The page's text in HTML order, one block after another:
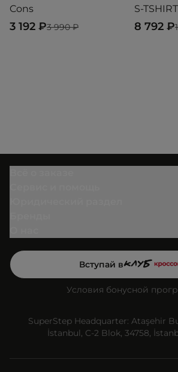
Cons
3 990 ₽
3 192 ₽
S-TSHIRT
8 792 ₽
Вступай в
Условия бонусной
SuperStep Headquarter: Ataşehir
İstanbul, C-2 Blok, 34758,